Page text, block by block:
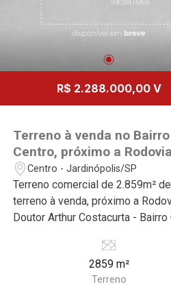
R$ 2.288.000,00 V
Terreno à venda no Bairro
Centro, próximo a Rodovia
Doutor Arthur Costacurta -
Jardinópolis/SP.
Centro - Jardinópolis/SP
Terreno comercial de 2.859m²
terreno à venda, próximo a
Doutor Arthur Costacurta - Bairro
características deste imóvel que a
Martinelli Imobiliária selecionou
2859 m²
Terreno